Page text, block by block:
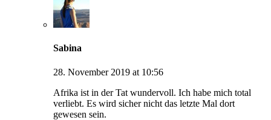
Sabina
28. November 2019 at 10:56
Afrika ist in der Tat wundervoll. Ich habe mich total
verliebt. Es wird sicher nicht das letzte Mal dort
gewesen sein.